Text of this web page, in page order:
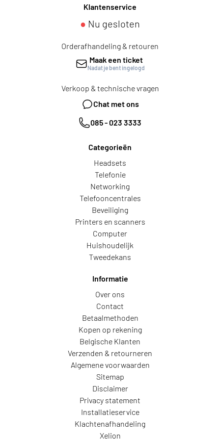
Klantenservice
● Nu gesloten
Orderafhandeling & retouren
Maak een ticket
Nadat je bent ingelogd
Verkoop & technische vragen
Chat met ons
085 - 023 3333
Categorieën
Headsets
Telefonie
Networking
Telefooncentrales
Beveiliging
Printers en scanners
Computer
Huishoudelijk
Tweedekans
Informatie
Over ons
Contact
Betaalmethoden
Kopen op rekening
Belgische Klanten
Verzenden & retourneren
Algemene voorwaarden
Sitemap
Disclaimer
Privacy statement
Installatieservice
Klachtenafhandeling
Xelion